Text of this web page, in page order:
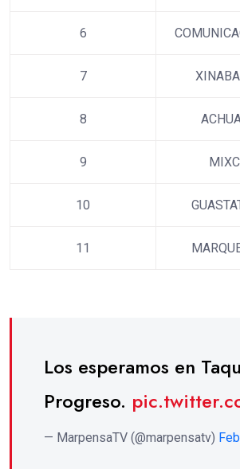
6
7
8
9
10
11
Los esperamos en
Progreso.
— MarpensaTV (@marpensatv)